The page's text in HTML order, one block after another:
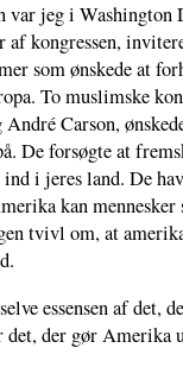
var jeg i Washington
af kongressen,
som ønskede at
To muslimske
Carson,
De forsøgte at
i jeres land. De
kan
tvivl om, at
essensen af det,
der gør Amerika